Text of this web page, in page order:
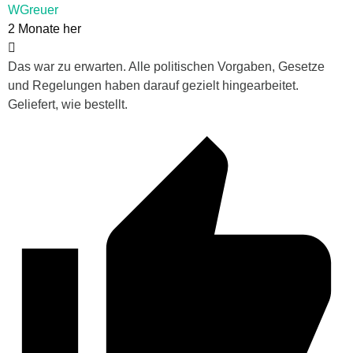
WGreuer
2 Monate her
Das war zu erwarten. Alle politischen Vorgaben, Gesetze
und Regelungen haben darauf gezielt hingearbeitet.
Geliefert, wie bestellt.